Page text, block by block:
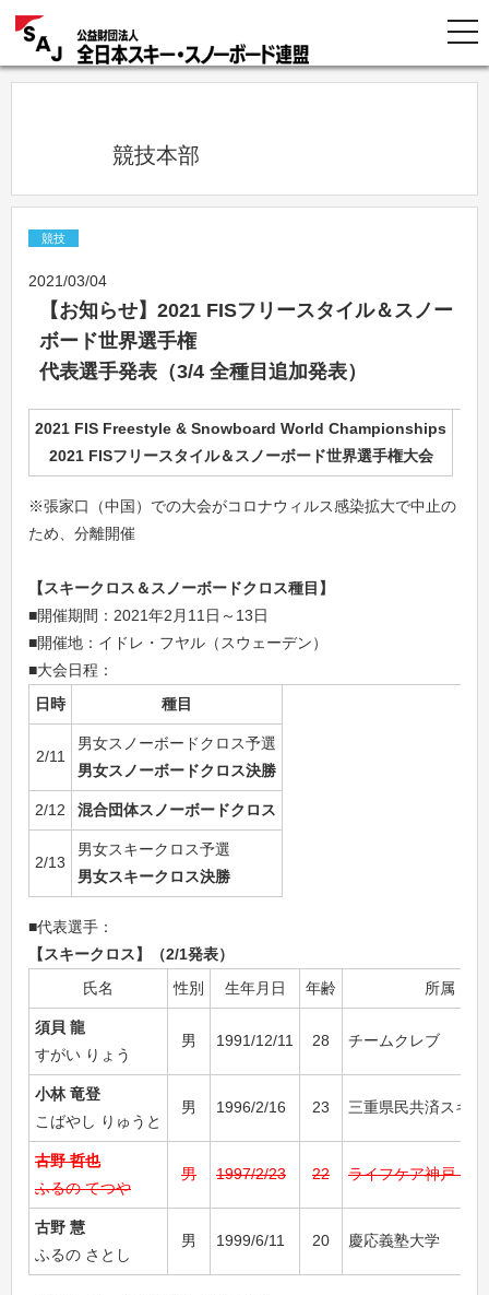
            競技本部
競技
2021/03/04
【お知らせ】2021 FISフリースタイル＆スノー
ボード世界選手権
代表選手発表（3/4 全種目追加発表）
2021 FIS Freestyle & Snowboard World Championships
2021 FISフリースタイル＆スノーボード世界選手権大会
※張家口（中国）での大会がコロナウィルス感染拡大で中止の
ため、分離開催
【スキークロス＆スノーボードクロス種目】
■開催期間：2021年2月11日～13日
■開催地：イドレ・フヤル（スウェーデン）
■大会日程：
日時
種目
2/11
男女スノーボードクロス予選
男女スノーボードクロス決勝
2/12 混合団体スノーボードクロス
2/13
男女スキークロス予選
男女スキークロス決勝
■代表選手：
【スキークロス】（2/1発表）
氏名
性別 生年月日 年齢 所属
須貝 龍
すがい りょう
男 1991/12/11 28 チームクレブ
小林 竜登
こばやし りゅうと
男 1996/2/16 23 三重県民共済スキ
古野 哲也
ふるの てつや
男 1997/2/23 22 ライフケア神戸・
古野 慧
ふるの さとし
男 1999/6/11 20 慶応義塾大学